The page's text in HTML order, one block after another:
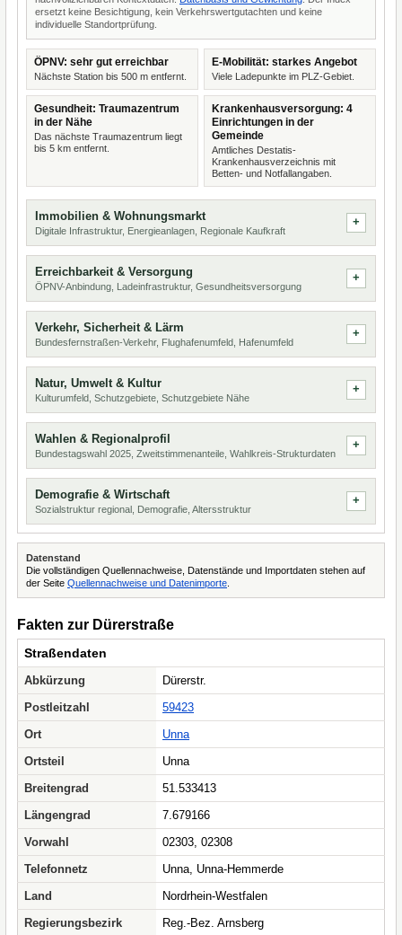
ersetzt keine Besichtigung, kein Verkehrswertgutachten und keine
individuelle Standortprüfung.
ÖPNV: sehr gut erreichbar
Nächste Station bis 500 m entfernt.
E-Mobilität: starkes Angebot
Viele Ladepunkte im PLZ-Gebiet.
Gesundheit: Traumazentrum
in der Nähe
Das nächste Traumazentrum liegt
bis 5 km entfernt.
Krankenhausversorgung: 4
Einrichtungen in der
Gemeinde
Amtliches Destatis-
Krankenhausverzeichnis mit
Betten- und Notfallangaben.
Immobilien & Wohnungsmarkt
Digitale Infrastruktur, Energieanlagen, Regionale Kaufkraft
Erreichbarkeit & Versorgung
ÖPNV-Anbindung, Ladeinfrastruktur, Gesundheitsversorgung
Verkehr, Sicherheit & Lärm
Bundesfernstraßen-Verkehr, Flughafenumfeld, Hafenumfeld
Natur, Umwelt & Kultur
Kulturumfeld, Schutzgebiete, Schutzgebiete Nähe
Wahlen & Regionalprofil
Bundestagswahl 2025, Zweitstimmenanteile, Wahlkreis-Strukturdaten
Demografie & Wirtschaft
Sozialstruktur regional, Demografie, Altersstruktur
Datenstand
Die vollständigen Quellennachweise, Datenstände und Importdaten stehen auf
der Seite Quellennachweise und Datenimporte
Fakten zur Dürerstraße
Straßendaten
Abkürzung
Dürerstr.
Postleitzahl
59423
Ort
Unna
Ortsteil
Unna
Breitengrad
51.533413
Längengrad
7.679166
Vorwahl
02303, 02308
Telefonnetz
Unna, Unna-Hemmerde
Land
Nordrhein-Westfalen
Regierungsbezirk
Reg.-Bez. Arnsberg